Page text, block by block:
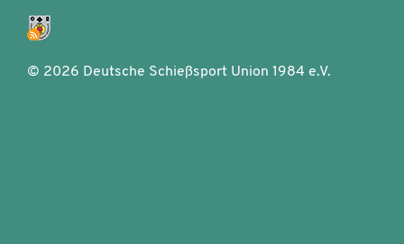
© 2026 Deutsche Schießsport Union 1984 e.V.